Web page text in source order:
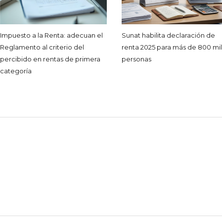
Impuesto a la Renta: adecuan el
Reglamento al criterio del
percibido en rentas de primera
categoría
Sunat habilita declaración de
renta 2025 para más de 800 mil
personas